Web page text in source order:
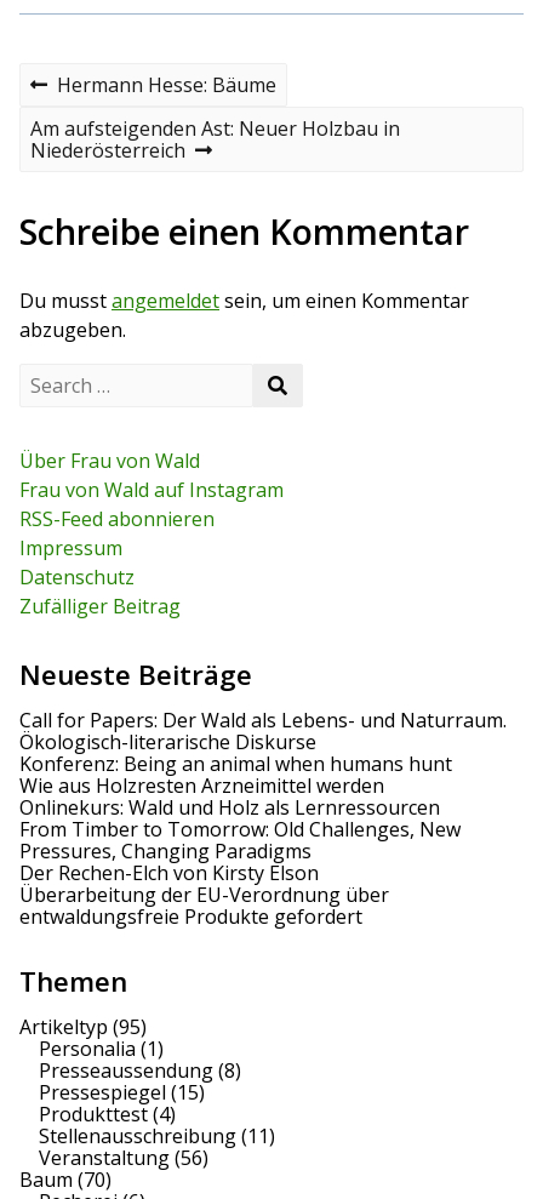
B
e
t
r
a
g
s
a
v
i
g
t
i
o
n
P
e
v
u
s
s
t
Hermann Hesse: Bäume
N
e
p
o
Am aufsteigenden Ast: Neuer Holzbau in
Niederösterreich
Schreibe einen Kommentar
Du musstangemeldetsein, um einen Kommentar
abzugeben.
c
h
f
o
r
:
Über Frau von Wald
Frau von Wald auf Instagram
RSS-Feed abonnieren
Impressum
Datenschutz
Zufälliger Beitrag
Neueste Beiträge
Call for Papers: Der Wald als Lebens- und Naturraum.
Ökologisch-literarische Diskurse
Konferenz: Being an animal when humans hunt
Wie aus Holzresten Arzneimittel werden
Onlinekurs: Wald und Holz als Lernressourcen
From Timber to Tomorrow: Old Challenges, New
Pressures, Changing Paradigms
Der Rechen-Elch von Kirsty Elson
Überarbeitung der EU-Verordnung über
entwaldungsfreie Produkte gefordert
Themen
Artikeltyp (95)
Personalia (1)
Presseaussendung(8)
Pressespiegel (15)
Produkttest(4)
Stellenausschreibung(11)
Veranstaltung(56)
Baum (70)